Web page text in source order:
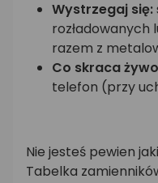
Wystrzegaj się:
rozładowanych
razem z
Co skraca
telefon (przy
Nie jesteś pewien
Tabelka